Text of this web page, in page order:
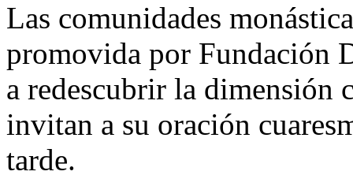
Las comunidades
promovida por Fundación
a redescubrir la dimensión
invitan a su oración
tarde.